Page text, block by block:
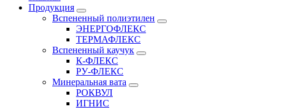
Продукция
Вспененный полиэтилен
ЭНЕРГОФЛЕКС
ТЕРМАФЛЕКС
Вспененный каучук
К-ФЛЕКС
РУ-ФЛЕКС
Минеральная вата
РОКВУЛ
ИГНИС